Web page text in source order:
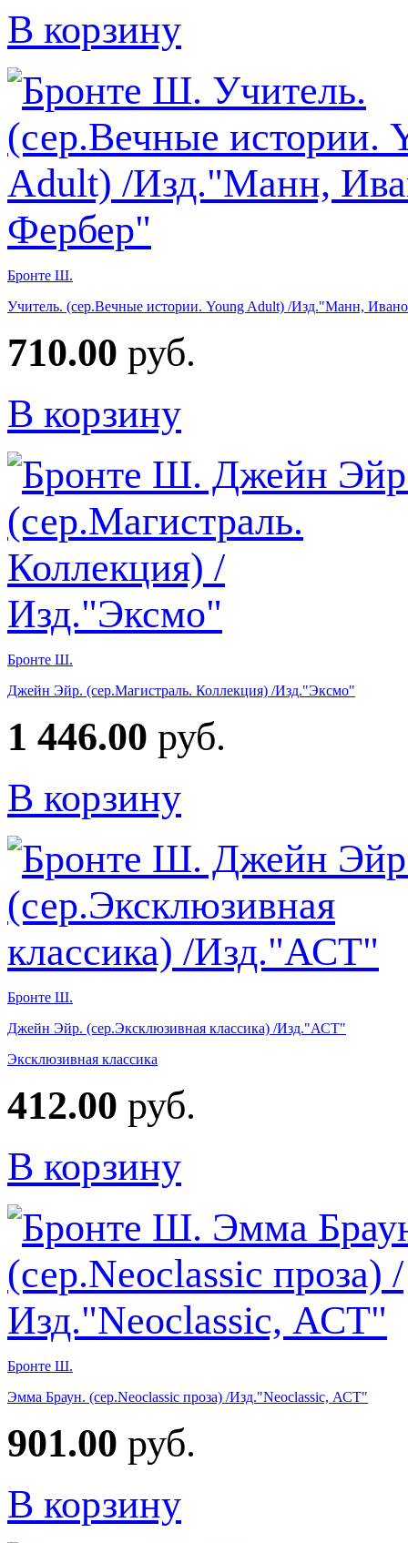
В корзину
Бронте Ш.
Учитель. (сер.Вечные истории. Young Adult) /Изд."Манн,
710.00 руб.
В корзину
Бронте Ш.
Джейн Эйр. (сер.Магистраль. Коллекция) /Изд."Эксмо"
1 446.00 руб.
В корзину
Бронте Ш.
Джейн Эйр. (сер.Эксклюзивная классика) /Изд."АСТ"
Эксклюзивная классика
412.00 руб.
В корзину
Бронте Ш.
Эмма Браун. (сер.Neoclassic проза) /Изд."Neoclassic, АСТ"
901.00 руб.
В корзину